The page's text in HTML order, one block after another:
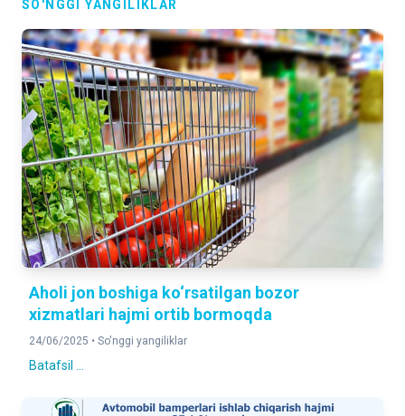
SO'NGGI YANGILIKLAR
Aholi jon boshiga ko‘rsatilgan bozor
xizmatlari hajmi ortib bormoqda
24/06/2025 • So'nggi yangiliklar
Batafsil ...